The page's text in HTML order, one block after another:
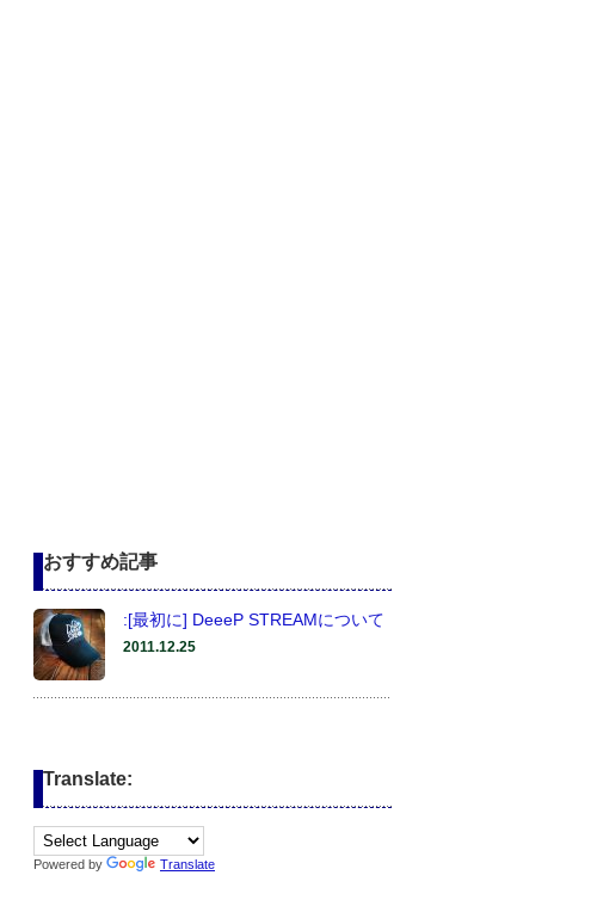
おすすめ記事
:[最初に] DeeeP STREAMについて
2011.12.25
Translate:
Powered by Translate